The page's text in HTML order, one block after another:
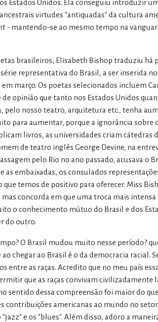
Estados Unidos. Ela conseguiu introduzir
virtudes "antiquadas" da cultura
- mantendo-se ao mesmo tempo na
brasileiros, Elisabeth Bishop traduziu há
representativa do Brasil, a ser inserida
março. Os poetas selecionados incluem
opinião que tanto nos Estados Unidos
nosso teatro, arquitetura etc., tenha
para aumentar, porque a ignorância sobre
livros, as universidades criam cátedras
de teatro inglês George Devine, na
pelo Rio no ano passado, acusava o
embaixadas, os consulados
temos de positivo para oferecer. Miss
concorda em que uma troca mais
o conhecimento mútuo do Brasil e dos
do outro.
O Brasil mudou muito nesse período?
chegar ao Brasil é o da democracia racial.
entre as raças. Acredito que no meu país
que as raças convivam civilizadamente
sentido dessa compreensão foi maior do
contribuições americanas ao mundo no
e os "blues". Além disso, adoro a